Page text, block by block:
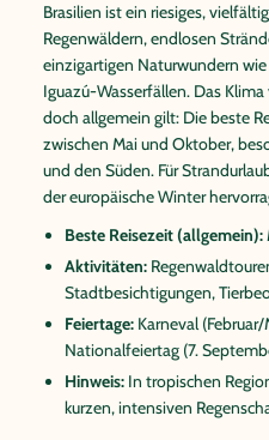
Brasilien ist ein riesiges,
Regenwäldern, endlosen
einzigartigen Naturwundern
Iguazú-Wasserfällen. Das
doch allgemein gilt: Die beste
zwischen Mai und Oktober,
und den Süden. Für
der europäische Winter
Beste Reisezeit (allgemein):
Aktivitäten:
Stadtbesichtigungen,
Feiertage: Karneval (Februar/
Nationalfeiertag (7.
Hinweis: In tropischen
kurzen, intensiven